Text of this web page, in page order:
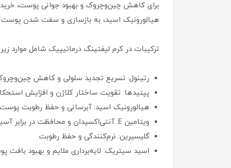
برای کاهش چین‌وچروک و بهبود جوانی پوست، خرید
هیالورونیک اسید، به بازسازی و سفت شدن
ترکیبات در کرم لیفتینگ درماتیپیک شامل موارد
رتینول: تسریع تجدید سلولی و کاهش
پپتیدها: تقویت ساختار کلاژن و افزایش
هیالورونیک اسید: آبرسانی و حفظ رطوبت پوست
ویتامین E: آنتی‌اکسیدان و محافظت در برابر آسیب‌های محیطی
گلیسیرین: نرم‌کنندگی و حفظ رطوبت
اسید سیتریک: لایه‌برداری ملایم و بهبود بافت